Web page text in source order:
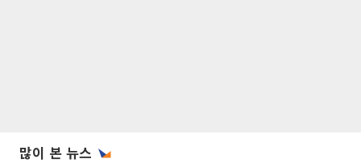
많이 본 뉴스